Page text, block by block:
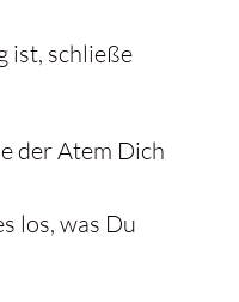
ist, schließe
der Atem Dich
los, was Du